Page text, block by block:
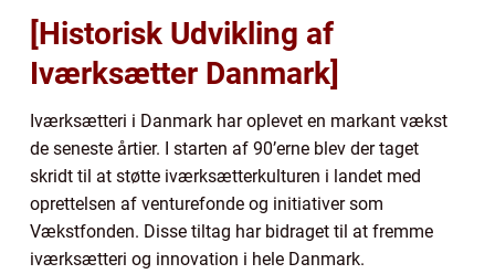
[Historisk Udvikling af
Iværksætter Danmark]
Iværksætteri i Danmark har oplevet en markant vækst
de seneste årtier. I starten af 90’erne blev der taget
skridt til at støtte iværksætterkulturen i landet med
oprettelsen af venturefonde og initiativer som
Vækstfonden. Disse tiltag har bidraget til at fremme
iværksætteri og innovation i hele Danmark.